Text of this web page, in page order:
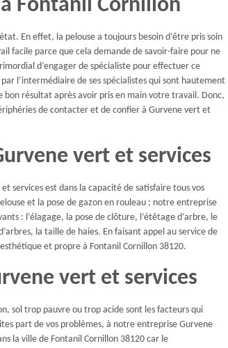
Fontanil Cornillon
En effet, la pelouse a toujours besoin d’être pris soin
facile parce que cela demande de savoir-faire pour ne
d’engager de spécialiste pour effectuer ce
l’intermédiaire de ses spécialistes qui sont hautement
bon résultat après avoir pris en main votre travail. Donc,
de contacter et de confier à Gurvene vert et
vert et services
services est dans la capacité de satisfaire tous vos
et la pose de gazon en rouleau ; notre entreprise
: l’élagage, la pose de clôture, l’étêtage d’arbre, le
la taille de haies. En faisant appel au service de
et propre à Fontanil Cornillon 38120.
vert et services
sol trop pauvre ou trop acide sont les facteurs qui
part de vos problèmes, à notre entreprise Gurvene
la ville de Fontanil Cornillon 38120 car le